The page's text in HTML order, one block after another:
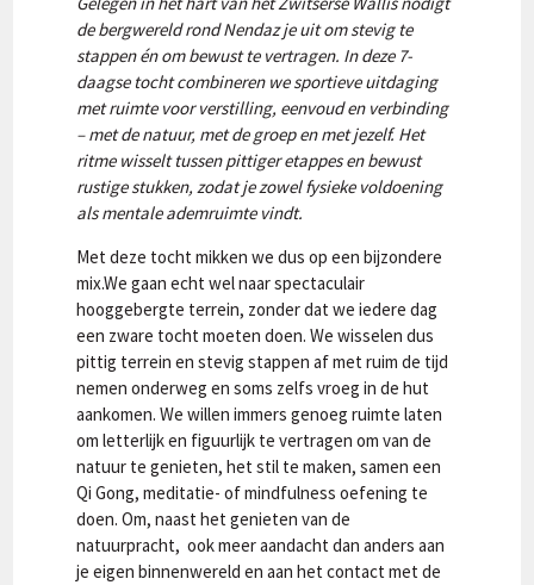
de bergwereld rond Nendaz je uit om stevig te
stappen én om bewust te vertragen. In deze 7-
daagse tocht combineren we sportieve uitdaging
met ruimte voor verstilling, eenvoud en verbinding
– met de natuur, met de groep en met jezelf. Het
ritme wisselt tussen pittiger etappes en bewust
rustige stukken, zodat je zowel fysieke voldoening
als mentale ademruimte vindt.
Met deze tocht mikken we dus op een bijzondere
mix.We gaan echt wel naar spectaculair
hooggebergte terrein, zonder dat we iedere dag
een zware tocht moeten doen. We wisselen dus
pittig terrein en stevig stappen af met ruim de tijd
nemen onderweg en soms zelfs vroeg in de hut
aankomen. We willen immers genoeg ruimte laten
om letterlijk en figuurlijk te vertragen om van de
natuur te genieten, het stil te maken, samen een
Qi Gong, meditatie- of mindfulness oefening te
doen. Om, naast het genieten van de
natuurpracht, ook meer aandacht dan anders aan
je eigen binnenwereld en aan het contact met de